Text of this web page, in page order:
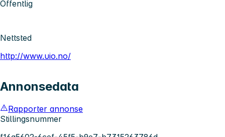
Offentlig
Nettsted
http://www.uio.no/
Annonsedata
Rapporter annonse
Stillingsnummer